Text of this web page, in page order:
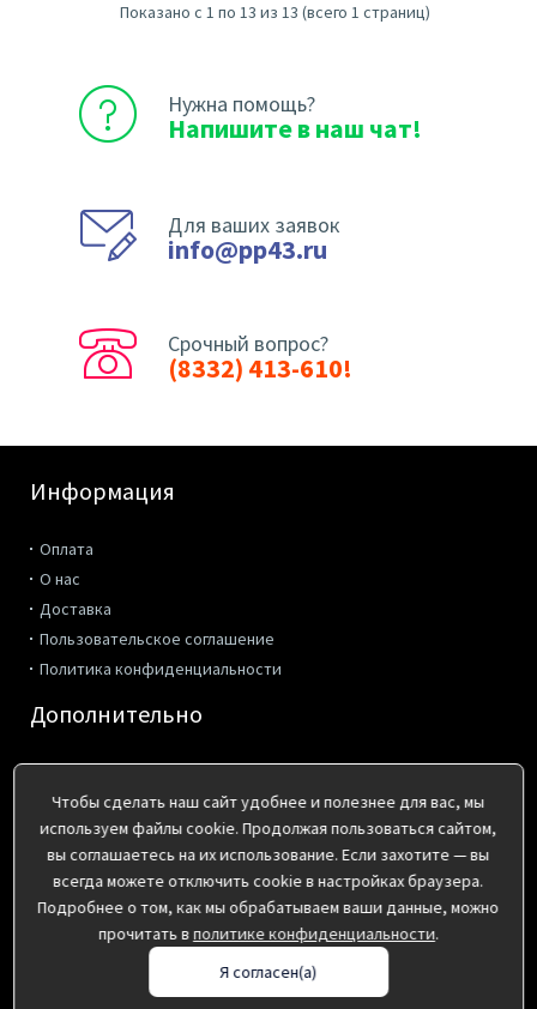
Показано с 1 по 13 из 13 (всего 1 страниц)
Нужна помощь?
Напишите в наш чат!
Для ваших заявок
info@pp43.ru
Срочный вопрос?
(8332) 413-610!
Информация
Оплата
О нас
Доставка
Пользовательское соглашение
Политика конфиденциальности
Дополнительно
Производители
Акции
Контакты
г. Киров, ул. Коммунальная 2
пн-пт с 8:00 до 17:00
(8332) 41-36-10, 495-162, 495-172
Чтобы сделать наш сайт удобнее и полезнее для вас, мы
используем файлы cookie. Продолжая пользоваться сайтом,
вы соглашаетесь на их использование. Если захотите — вы
всегда можете отключить cookie в настройках браузера.
Подробнее о том, как мы обрабатываем ваши данные, можно
прочитать вполитике конфиденциальности.
Я согласен(а)